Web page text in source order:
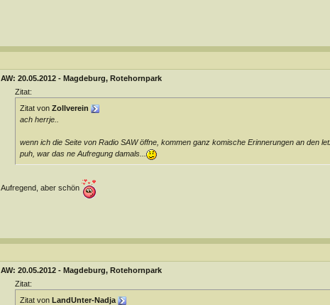
AW: 20.05.2012 - Magdeburg, Rotehornpark
Zitat:
Zitat von Zollverein
ach herrje..
wenn ich die Seite von Radio SAW öffne, kommen ganz komische Erinnerungen an den
puh, war das ne Aufregung damals...
Aufregend, aber schön
AW: 20.05.2012 - Magdeburg, Rotehornpark
Zitat:
Zitat von LandUnter-Nadja